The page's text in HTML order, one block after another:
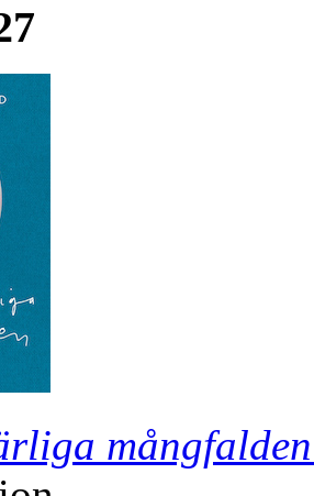
mångfalden